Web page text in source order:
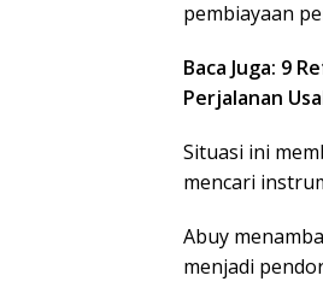
pembiayaan
Baca Juga: 9
Perjalanan
Situasi ini
mencari
Abuy
menjadi